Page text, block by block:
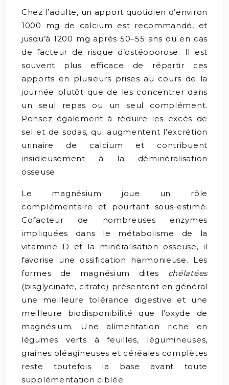
Chez l’adulte, un apport quotidien d’environ
1000 mg de calcium est recommandé, et
jusqu’à 1200 mg après 50–55 ans ou en cas
de facteur de risque d’ostéoporose. Il est
souvent plus efficace de répartir ces
apports en plusieurs prises au cours de la
journée plutôt que de les concentrer dans
un seul repas ou un seul complément.
Pensez également à réduire les excès de
sel et de sodas, qui augmentent l’excrétion
urinaire de calcium et contribuent
insidieusement à la déminéralisation
osseuse.
Le magnésium joue un rôle
complémentaire et pourtant sous-estimé.
Cofacteur de nombreuses enzymes
impliquées dans le métabolisme de la
vitamine D et la minéralisation osseuse, il
favorise une ossification harmonieuse. Les
formes de magnésium dites chélatées
(bisglycinate, citrate) présentent en général
une meilleure tolérance digestive et une
meilleure biodisponibilité que l’oxyde de
magnésium. Une alimentation riche en
légumes verts à feuilles, légumineuses,
graines oléagineuses et céréales complètes
reste toutefois la base avant toute
supplémentation ciblée.